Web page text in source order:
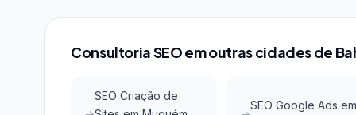
Consultoria SEO em outras cidades de
SEO Criação de
SEO Google Ads em